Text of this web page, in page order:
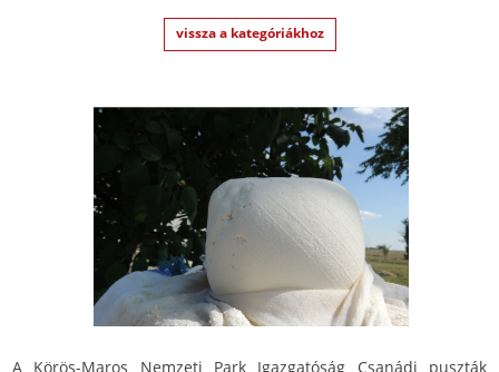
vissza a kategóriákhoz
A Körös-Maros Nemzeti Park Igazgatóság Csanádi puszták